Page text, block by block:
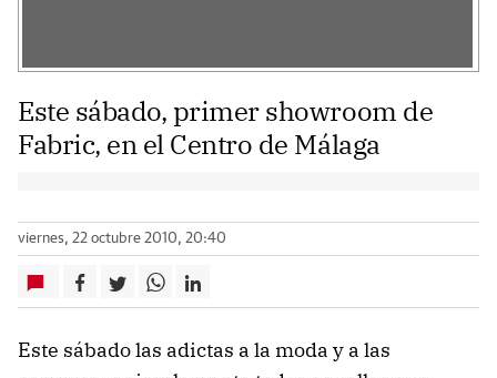
Este sábado, primer showroom de
Fabric, en el Centro de Málaga
viernes, 22 octubre 2010, 20:40
Este sábado las adictas a la moda y a las